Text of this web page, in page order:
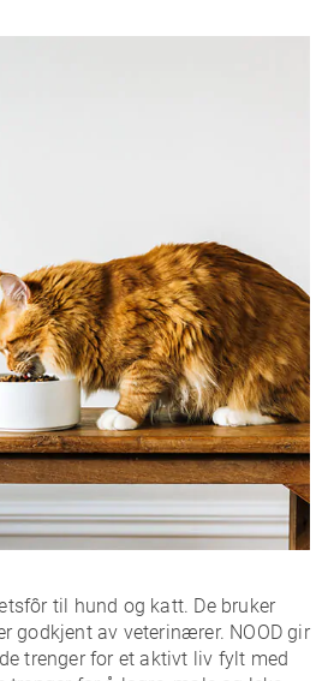
til hund og katt. De bruker
godkjent av veterinærer. NOOD gir
trenger for et aktivt liv fylt med